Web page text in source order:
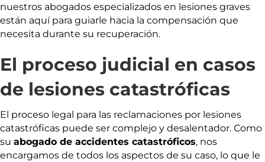
nuestros abogados especializados en lesiones graves
están aquí para guiarle hacia la compensación que
necesita durante su recuperación.
El proceso judicial en casos
de lesiones catastróficas
El proceso legal para las reclamaciones por lesiones
catastróficas puede ser complejo y desalentador. Como
su abogado de accidentes catastróficos, nos
encargamos de todos los aspectos de su caso, lo que le